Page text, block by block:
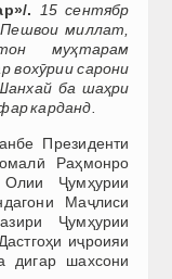
. 15 сентябр
Пешвои миллат,
муҳтарам
вохӯрии сарони
ба шаҳри
карданд.
Президенти
Раҳмонро
Ҷумҳурии
Маҷлиси
Ҷумҳурии
иҷроияи
дигар шахсони